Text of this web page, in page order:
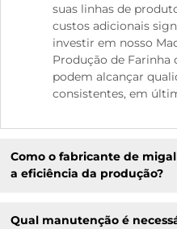
suas linhas de
custos adicionais
investir em nosso
Produção de Farinha
podem alcançar
consistentes, em
Como o fabricante de
a eficiência da produção?
Qual manutenção é